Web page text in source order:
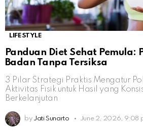
LIFESTYLE
Panduan Diet Sehat Pemula:
Badan Tanpa Tersiksa
3 Pilar Strategi Praktis Mengatur
Aktivitas Fisik untuk Hasil yang
Berkelanjutan
by Jati Sunarto June 2, 2026, 9:08